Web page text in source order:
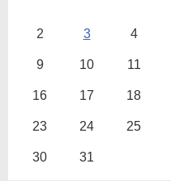
2 3 4
9 10 11
16 17 18
23 24 25
30 31